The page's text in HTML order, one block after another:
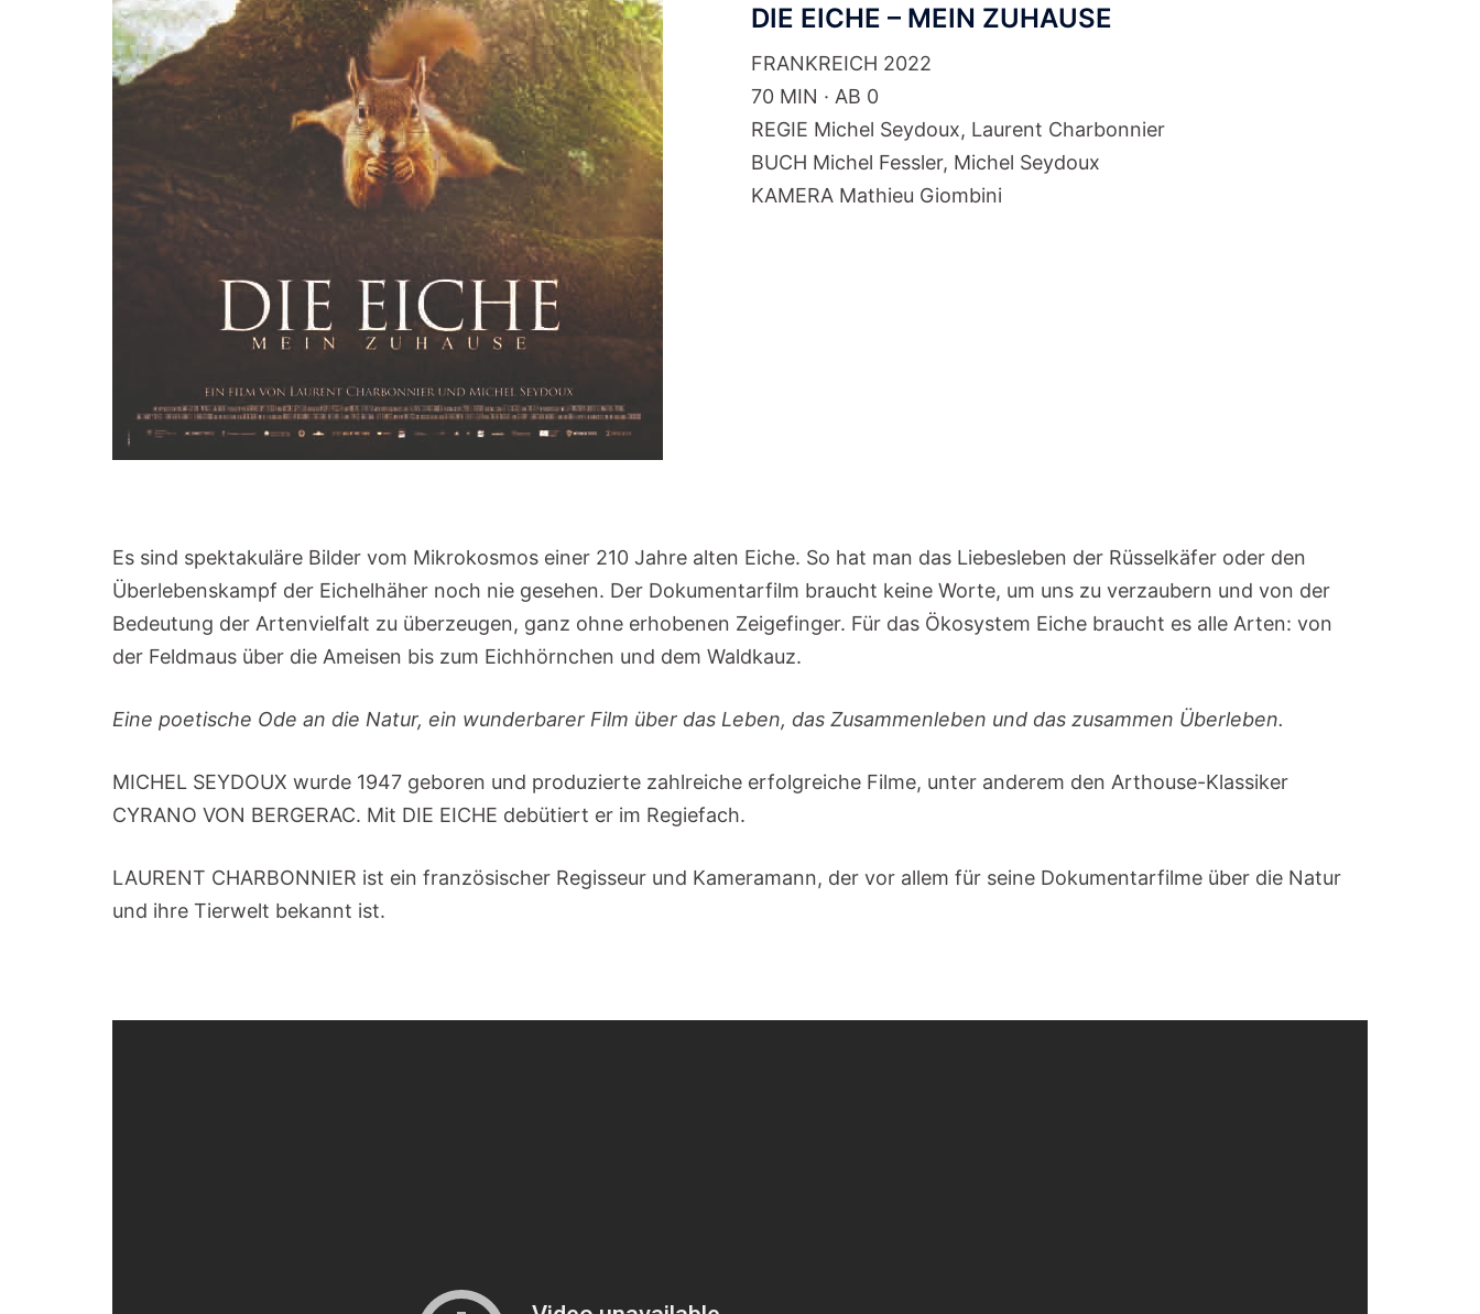
DIE EICHE – MEIN ZUHAUSE
FRANKREICH 2022
70 MIN · AB 0
REGIE Michel Seydoux, Laurent Charbonnier
BUCH Michel Fessler, Michel Seydoux
KAMERA Mathieu Giombini
Es sind spektakuläre Bilder vom Mikrokosmos einer 210 Jahre alten Eiche. So hat man das Liebesleben der Rüsselkäfer oder den
Überlebenskampf der Eichelhäher noch nie gesehen. Der Dokumentarfilm braucht keine Worte, um uns zu verzaubern und von der
Bedeutung der Artenvielfalt zu überzeugen, ganz ohne erhobenen Zeigefinger. Für das Ökosystem Eiche braucht es alle Arten: von
der Feldmaus über die Ameisen bis zum Eichhörnchen und dem Waldkauz.
Eine poetische Ode an die Natur, ein wunderbarer Film über das Leben, das Zusammenleben und das zusammen Überleben.
MICHEL SEYDOUX wurde 1947 geboren und produzierte zahlreiche erfolgreiche Filme, unter anderem den Arthouse-Klassiker
CYRANO VON BERGERAC. Mit DIE EICHE debütiert er im Regiefach.
LAURENT CHARBONNIER ist ein französischer Regisseur und Kameramann, der vor allem für seine Dokumentarfilme über die Natur
und ihre Tierwelt bekannt ist.